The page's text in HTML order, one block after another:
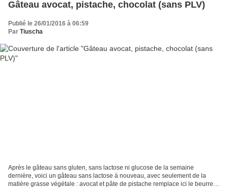
Gâteau avocat, pistache, chocolat (sans PLV)
Publié le 26/01/2016 à 06:59
Par Tiuscha
Après le gâteau sans gluten, sans lactose ni glucose de la semaine
dernière, voici un gâteau sans lactose à nouveau, avec seulement de la
matière grasse végétale : avocat et pâte de pistache remplace ici le beurre.